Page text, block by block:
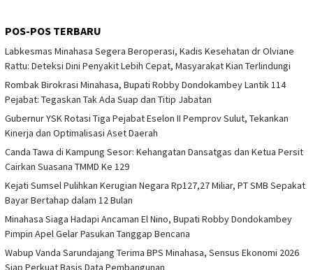
POS-POS TERBARU
Labkesmas Minahasa Segera Beroperasi, Kadis Kesehatan dr Olviane
Rattu: Deteksi Dini Penyakit Lebih Cepat, Masyarakat Kian Terlindungi
Rombak Birokrasi Minahasa, Bupati Robby Dondokambey Lantik 114
Pejabat: Tegaskan Tak Ada Suap dan Titip Jabatan
Gubernur YSK Rotasi Tiga Pejabat Eselon II Pemprov Sulut, Tekankan
Kinerja dan Optimalisasi Aset Daerah
Canda Tawa di Kampung Sesor: Kehangatan Dansatgas dan Ketua Persit
Cairkan Suasana TMMD Ke 129
Kejati Sumsel Pulihkan Kerugian Negara Rp127,27 Miliar, PT SMB Sepakat
Bayar Bertahap dalam 12 Bulan
Minahasa Siaga Hadapi Ancaman El Nino, Bupati Robby Dondokambey
Pimpin Apel Gelar Pasukan Tanggap Bencana
Wabup Vanda Sarundajang Terima BPS Minahasa, Sensus Ekonomi 2026
Siap Perkuat Basis Data Pembangunan